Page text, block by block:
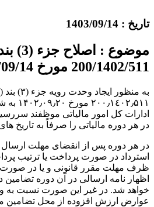
تاریخ : 1403/09/14
موضوع
200/1402/511 مورخ 1403/09/14
به منظور
ادارات کل امور مالیاتی موظفند
در هر دوره مالیاتی را صرفاً به تاریخ
در هر دوره پس از انقضای مهلت ارسال
استرداد در صورت پرداخت یا ترتیب
ظرف مهلت مقرر قانونی و یا در
اظهار نامه ارسالی در آن دوره
خواهد شد. در غیر این صورت نسبت به
عوارض ارزش افزوده از محل تضامین